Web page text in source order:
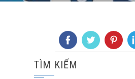
TÌM KIẾM